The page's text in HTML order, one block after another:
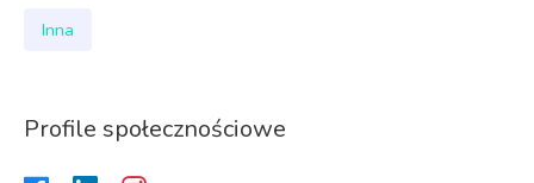
Inna
Profile społecznościowe